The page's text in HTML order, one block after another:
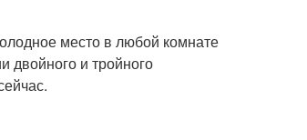
место в любой комнате
двойного и тройного